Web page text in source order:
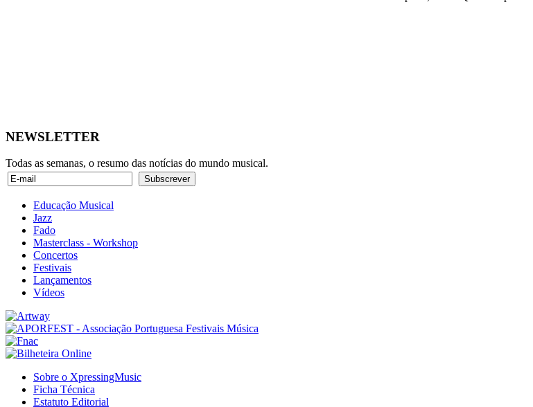
NEWSLETTER
Todas as semanas, o resumo das notícias do mundo musical.
Educação Musical
Jazz
Fado
Masterclass - Workshop
Concertos
Festivais
Lançamentos
Vídeos
Sobre o XpressingMusic
Ficha Técnica
Estatuto Editorial